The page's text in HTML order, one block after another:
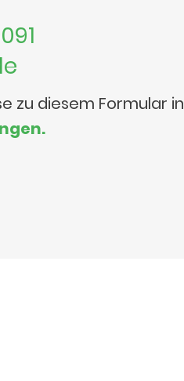
zu diesem Formular